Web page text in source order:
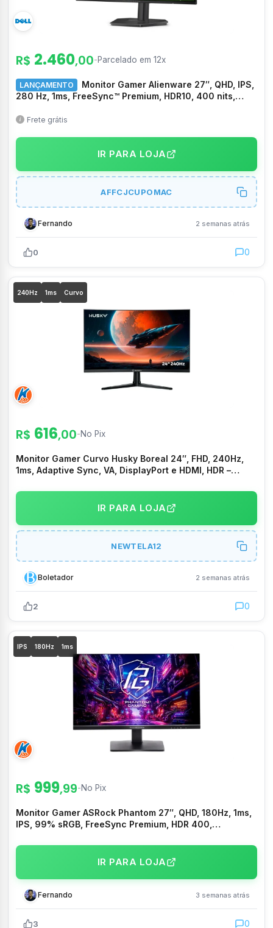
R$ 2.460,00- Parcelado em 12x
LANÇAMENTO
Monitor Gamer Alienware 27″, QHD, IPS,
280 Hz, 1ms, FreeSync™ Premium, HDR10, 400 nits,
Frete grátis
IR PARA LOJA
AFFCJCUPOMAC
Fernando 2 semanas atrás
0 0
240Hz 1ms Curvo
R$ 616,00- No Pix
Monitor Gamer Curvo Husky Boreal 24″, FHD, 240Hz,
1ms, Adaptive Sync, VA, DisplayPort e HDMI, HDR –
IR PARA LOJA
NEWTELA12
Boletador 2 semanas atrás
2 0
IPS 180Hz 1ms
R$ 999,99- No Pix
Monitor Gamer ASRock Phantom 27″, QHD, 180Hz, 1ms,
IPS, 99% sRGB, FreeSync Premium, HDR 400,
IR PARA LOJA
Fernando 3 semanas atrás
3 0